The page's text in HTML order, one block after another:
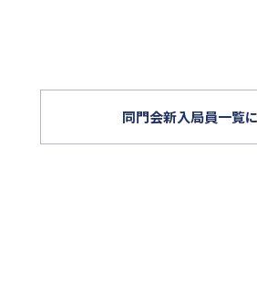
同門会新入局員一覧